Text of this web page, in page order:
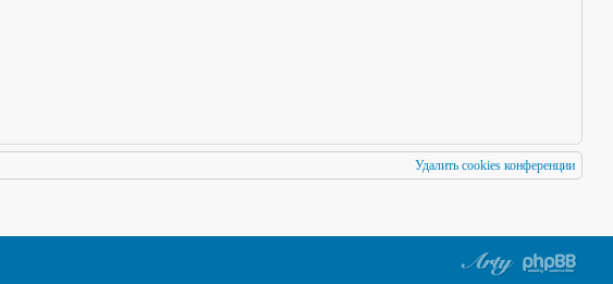
Удалить cookies конференции